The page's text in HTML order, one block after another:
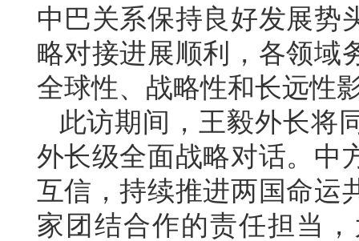
中巴关系保持良好发展势
略对接进展顺利，各领域
全球性、战略性和长远性
此访期间，王毅外长将
外长级全面战略对话。中
互信，持续推进两国命运
家团结合作的责任担当